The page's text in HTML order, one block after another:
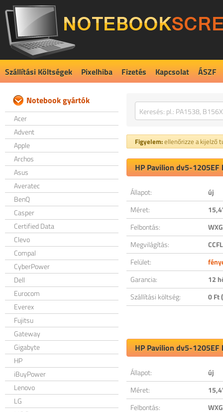
Szállítási Költségek Pixelhiba Fizetés Kapcsolat ÁSZF
Notebook gyártók
Acer
Advent
Apple
Archos
Asus
Averatec
BenQ
Casper
Certified Data
Clevo
Compal
CyberPower
Dell
Eurocom
Everex
Fujitsu
Gateway
Gigabyte
HP
iBuyPower
Lenovo
LG
Figyelem:ellenőrizze a kijelző
HP Pavilion dv5-
Állapot:
új
Méret:
Felbontás:
Megvilágítás:
CCFL
Felület:
Garancia:
12
Szállítási költség:
0 Ft
HP Pavilion dv5-
Állapot:
új
Méret:
Felbontás: